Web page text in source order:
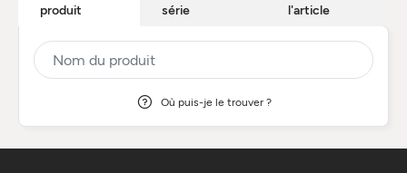
produit
série
l'article
Où puis-je le trouver ?